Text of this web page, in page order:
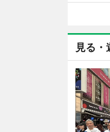
見る・